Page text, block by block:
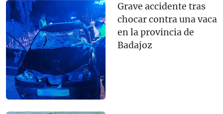
Grave accidente tras
chocar contra una vaca
en la provincia de
Badajoz